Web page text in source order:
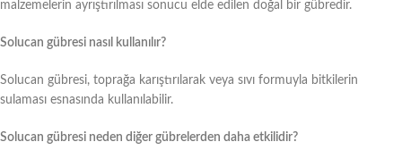
malzemelerin ayrıştırılması sonucu elde edilen doğal bir gübredir.
Solucan gübresi nasıl kullanılır?
Solucan gübresi, toprağa karıştırılarak veya sıvı formuyla bitkilerin
sulaması esnasında kullanılabilir.
Solucan gübresi neden diğer gübrelerden daha etkilidir?